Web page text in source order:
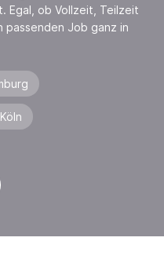
Egal, ob Vollzeit, Teilzeit
passenden Job ganz in